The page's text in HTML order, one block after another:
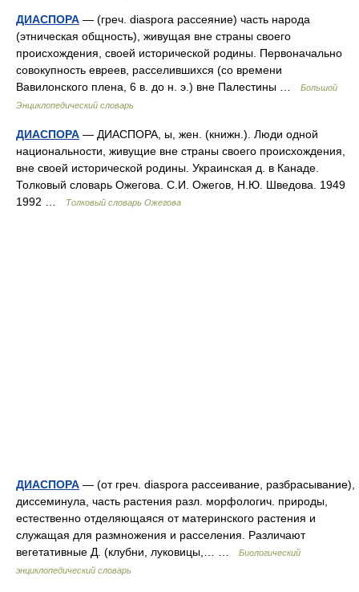
ДИАСПОРА — (греч. diaspora рассеяние) часть народа
(этническая общность), живущая вне страны своего
происхождения, своей исторической родины. Первоначально
совокупность евреев, расселившихся (со времени
Вавилонского плена, 6 в. до н. э.) вне Палестины …
Большой
Энциклопедический словарь
ДИАСПОРА — ДИАСПОРА, ы, жен. (книжн.). Люди одной
национальности, живущие вне страны своего происхождения,
вне своей исторической родины. Украинская д. в Канаде.
Толковый словарь Ожегова. С.И. Ожегов, Н.Ю. Шведова. 1949
1992 …
Толковый словарь Ожегова
ДИАСПОРА — (от греч. diaspora рассеивание, разбрасывание),
диссеминула, часть растения разл. морфологич. природы,
естественно отделяющаяся от материнского растения и
служащая для размножения и расселения. Различают
вегетативные Д. (клубни, луковицы,… …
Биологический
энциклопедический словарь